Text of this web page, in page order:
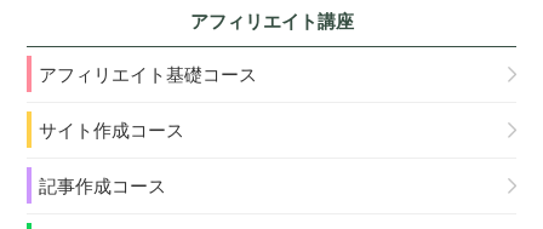
アフィリエイト講座
アフィリエイト基礎コース
サイト作成コース
記事作成コース